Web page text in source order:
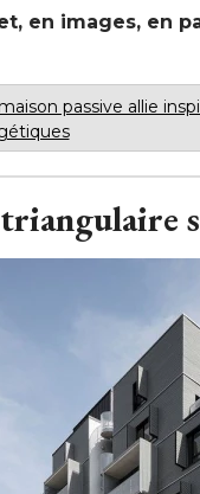
en images, en
passive allie